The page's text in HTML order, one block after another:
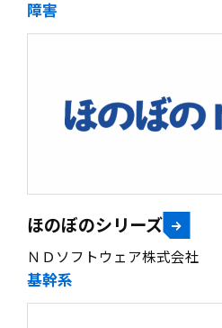
障害
ほのぼのシリーズ
ＮＤソフトウェア株式会社
基幹系